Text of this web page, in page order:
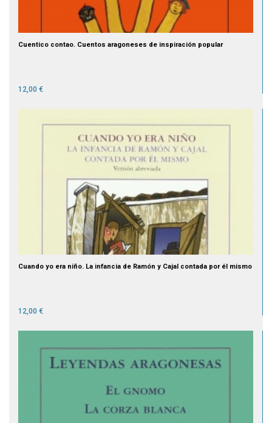
Cuentico contao. Cuentos aragoneses de inspiración popular
12,00 €
Cuando yo era niño. La infancia de Ramón y Cajal contada por él mismo
12,00 €